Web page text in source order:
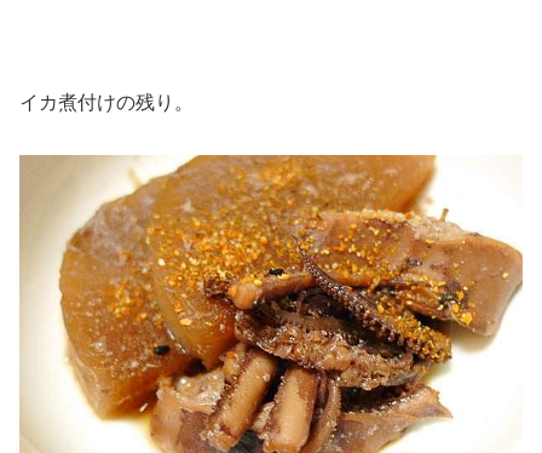
イカ煮付けの残り。